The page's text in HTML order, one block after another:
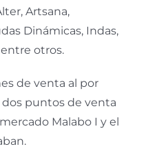
Artsana,
Dinámicas, Indas,
otros.
de venta al por
dos puntos de venta
Malabo I y el